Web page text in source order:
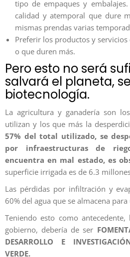
tipo de empaques y
calidad y atemporal que dure
mismas prendas varias
Preferir los productos y
o que duren más.
Pero esto no será
salvará el planeta,
biotecnología.
La agricultura y ganadería son
utilizan y los que más la
57% del total utilizado, se
por infraestructuras de
encuentra en mal estado, es
superficie irrigada es de 6.3
Las pérdidas por infiltración y
60% del agua que se almacena
Teniendo esto como
gobierno, debería de ser
DESARROLLO E
VERDE.